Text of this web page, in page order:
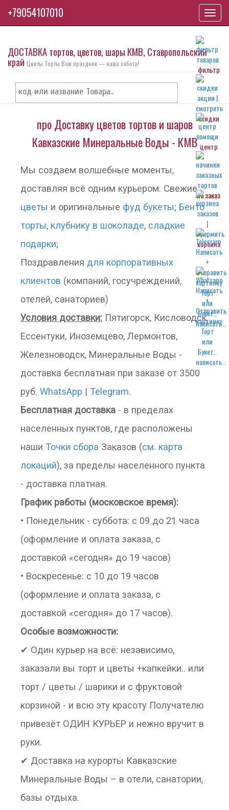
фильтр
скидки
центр
на заказ
корзина
написать..
написать..
ДОСТАВКА тортов, цветов, шары КМВ, Ставропольский
край Цветы Торты Ваш праздник — наша забота!
про Доставку цветов тортов и шаров
Кавказские Минеральные Воды - КМВ
Мы создаем волшебные моменты,
доставляя всё одним курьером: Свежие
цветы и оригинальные фуд букеты; Бенто
торты, клубнику в шоколаде, сладкие
подарки;
Поздравления для корпоративных
клиентов (компаний, госучреждений,
отелей, санаториев)
Условия доставки: Пятигорск, Кисловодск,
Ессентуки, Иноземцево, Лермонтов,
Железноводск, Минеральные Воды -
доставка бесплатная при заказе от 3500
руб. WhatsApp | Telegram.
Бесплатная доставка - в пределах
населенных пунктов, где расположены
наши Точки сбора Заказов (см. карта
локаций), за пределы населенного пункта
- доставка платная.
График работы (московское время):
• Понедельник - суббота: с 09 до 21 часа
(оформление и оплата заказа, с
доставкой «сегодня» до 19 часов)
• Воскресенье: с 10 до 19 часов
(оформление и оплата заказа, с
доставкой «сегодня» до 17 часов).
Особые возможности:
✔ Один курьер на всё: независимо,
заказали вы торт и цветы +капкейки.. или
торт / цветы / шарики и с фруктовой
корзиной - и всю эту красоту Получателю
привезёт ОДИН КУРЬЕР и нежно вручит в
руки.
✔ Доставка на курорты Кавказские
Минеральные Воды – в отели, санатории,
базы отдыха.
+79054107010